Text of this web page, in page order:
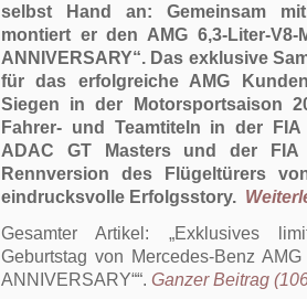
selbst Hand an: Gemeinsam
montiert er den AMG 6,3-Liter-
ANNIVERSARY“. Das exklusive
für das erfolgreiche AMG
Siegen in der Motorsportsaison
Fahrer- und Teamtiteln in der
ADAC GT Masters und der FIA
Rennversion des Flügeltürers
eindrucksvolle Erfolgsstory.
Gesamter Artikel:
Exklusives
Geburtstag von Mercedes-Benz
ANNIVERSARY“ . Ganzer Beitrag